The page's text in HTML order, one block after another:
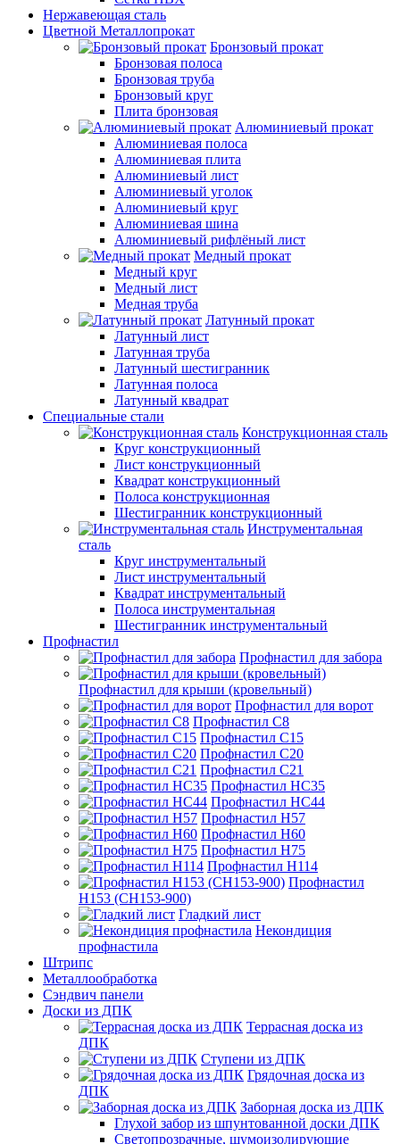
Нержавеющая сталь
Цветной Металлопрокат
Бронзовый прокат
Бронзовая полоса
Бронзовая труба
Бронзовый круг
Плита бронзовая
Алюминиевый прокат
Алюминиевая полоса
Алюминиевая плита
Алюминиевый лист
Алюминиевый уголок
Алюминиевый круг
Алюминиевая шина
Алюминиевый рифлёный лист
Медный прокат
Медный круг
Медный лист
Медная труба
Латунный прокат
Латунный лист
Латунная труба
Латунный шестигранник
Латунная полоса
Латунный квадрат
Специальные стали
Конструкционная сталь
Круг конструкционный
Лист конструкционный
Квадрат конструкционный
Полоса конструкционная
Шестигранник конструкционный
Инструментальная
сталь
Круг инструментальный
Лист инструментальный
Квадрат инструментальный
Полоса инструментальная
Шестигранник инструментальный
Профнастил
Профнастил для забора
Профнастил для крыши (кровельный)
Профнастил для ворот
Профнастил С8
Профнастил С15
Профнастил С20
Профнастил С21
Профнастил НС35
Профнастил НС44
Профнастил Н57
Профнастил Н60
Профнастил Н75
Профнастил Н114
Профнастил
Н153 (СН153-900)
Гладкий лист
Некондиция
профнастила
Штрипс
Металлообработка
Сэндвич панели
Доски из ДПК
Террасная доска из
ДПК
Ступени из ДПК
Грядочная доска из
ДПК
Заборная доска из ДПК
Глухой забор из шпунтованной доски ДПК
Светопрозрачные, шумоизолирующие